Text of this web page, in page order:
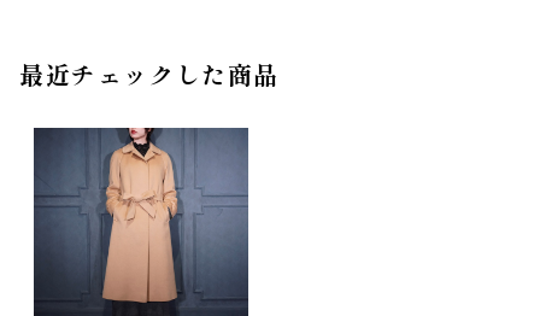
最近チェックした商品